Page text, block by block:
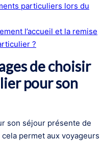
particuliers lors du
l’accueil et la remise
?
de choisir
pour son
son séjour présente de
cela permet aux voyageurs